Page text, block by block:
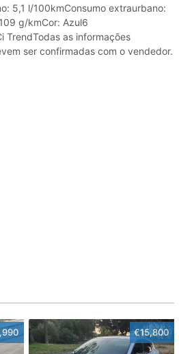
5,1 l/100kmConsumo extraurbano:
g/kmCor: Azul6
TrendTodas as informações
ser confirmadas com o vendedor.
€15,800